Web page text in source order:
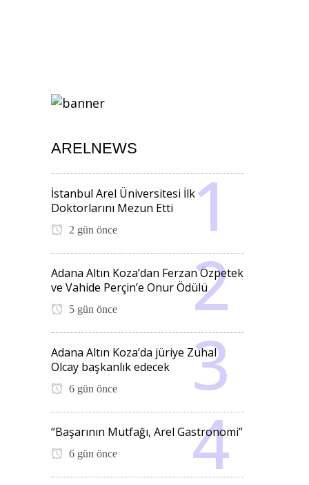
ARELNEWS
İstanbul Arel Üniversitesi İlk
Doktorlarını Mezun Etti
2 gün önce
Adana Altın Koza’dan Ferzan Özpetek
ve Vahide Perçin’e Onur Ödülü
5 gün önce
Adana Altın Koza’da jüriye Zuhal
Olcay başkanlık edecek
6 gün önce
“Başarının Mutfağı, Arel Gastronomi”
6 gün önce